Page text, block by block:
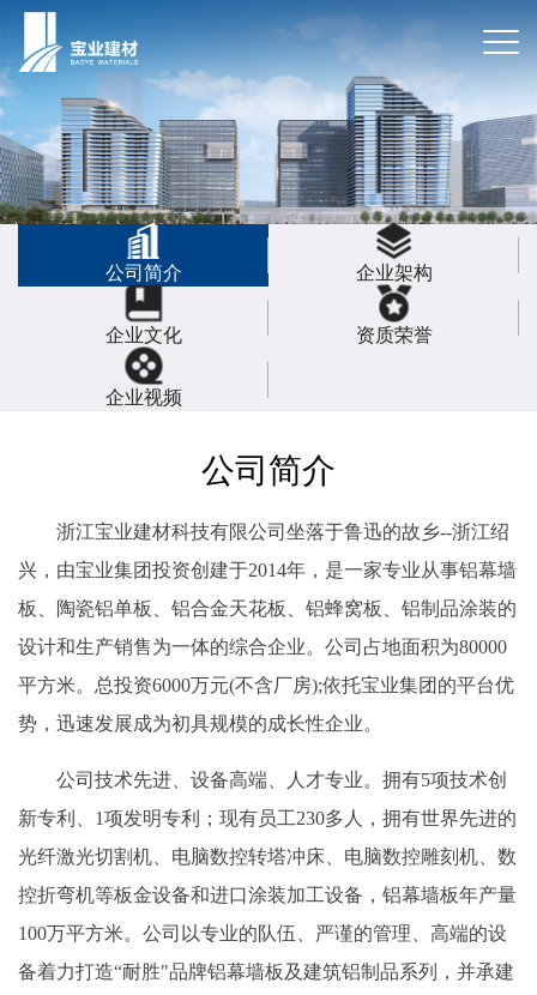
公司简介 企业架构
企业文化 资质荣誉
企业视频
公司简介
浙江宝业建材科技有限公司坐落于鲁迅的故乡--浙江绍
兴，由宝业集团投资创建于2014年，是一家专业从事铝幕墙
板、陶瓷铝单板、铝合金天花板、铝蜂窝板、铝制品涂装的
设计和生产销售为一体的综合企业。公司占地面积为80000
平方米。总投资6000万元(不含厂房);依托宝业集团的平台优
势，迅速发展成为初具规模的成长性企业。
公司技术先进、设备高端、人才专业。拥有5项技术创
新专利、1项发明专利；现有员工230多人，拥有世界先进的
光纤激光切割机、电脑数控转塔冲床、电脑数控雕刻机、数
控折弯机等板金设备和进口涂装加工设备，铝幕墙板年产量
100万平方米。公司以专业的队伍、严谨的管理、高端的设
备着力打造“耐胜"品牌铝幕墙板及建筑铝制品系列，并承建